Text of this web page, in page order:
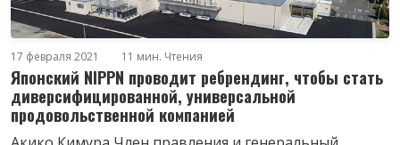
17 февраля 2021 11 мин. Чтения
Японский NIPPN проводит ребрендинг, чтобы стать
диверсифицированной, универсальной
продовольственной компанией